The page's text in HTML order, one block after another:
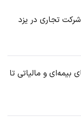
تجاری در یزد
و مالیاتی تا